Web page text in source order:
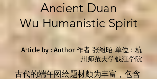
Ancient Duan
Wu Humanistic Spirit
Article by : Author 作者 张维昭 单位：杭
州师范大学钱江学院
古代的端午图绘题材颇为丰富，包含